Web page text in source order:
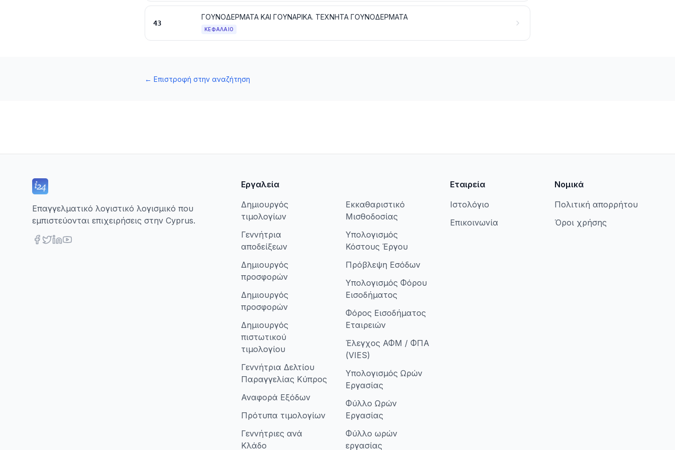
43
ΓΟΥΝΟΔΕΡΜΑΤΑ ΚΑΙ ΓΟΥΝΑΡΙΚΑ. ΤΕΧΝΗΤΑ ΓΟΥΝΟΔΕΡΜΑΤΑ
ΚΕΦΆΛΑΙΟ
← Επιστροφή στην αναζήτηση
Επαγγελματικό λογιστικό λογισμικό που
εμπιστεύονται επιχειρήσεις στην Cyprus.
Εργαλεία
Δημιουργός
τιμολογίων
Γεννήτρια
αποδείξεων
Δημιουργός
προσφορών
Δημιουργός
προσφορών
Δημιουργός
πιστωτικού
τιμολογίου
Γεννήτρια Δελτίου
Παραγγελίας Κύπρος
Αναφορά Εξόδων
Πρότυπα τιμολογίων
Γεννήτριες ανά
Κλάδο
Εκκαθαριστικό
Μισθοδοσίας
Υπολογισμός
Κόστους Έργου
Πρόβλεψη Εσόδων
Υπολογισμός Φόρου
Εισοδήματος
Φόρος Εισοδήματος
Εταιρειών
Έλεγχος ΑΦΜ / ΦΠΑ
(VIES)
Υπολογισμός Ωρών
Εργασίας
Φύλλο Ωρών
Εργασίας
Φύλλο ωρών
εργασίας
Εταιρεία
Ιστολόγιο
Επικοινωνία
Νομικά
Πολιτική απορρήτου
Όροι χρήσης